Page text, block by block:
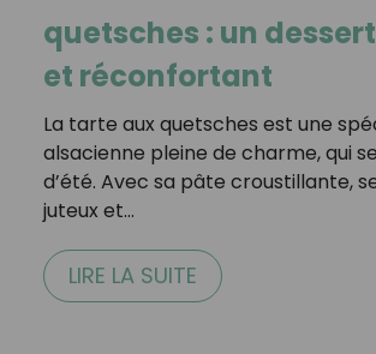
quetsches : un
et réconfortant
La tarte aux quetsches est une
alsacienne pleine de charme, qui
d’été. Avec sa pâte croustillante,
juteux et…
LIRE LA SUITE